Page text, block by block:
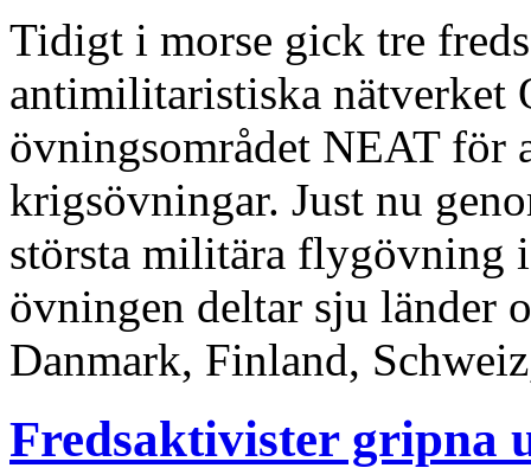
Tidigt i morse gick tre
antimilitaristiska nätverket
övningsområdet NEAT för
krigsövningar. Just nu
största militära flygövning
övningen deltar sju länder
Danmark, Finland,
Fredsaktivister gripna